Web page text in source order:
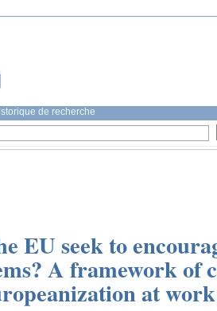
de recherche
EU seek to
A framework of
at work